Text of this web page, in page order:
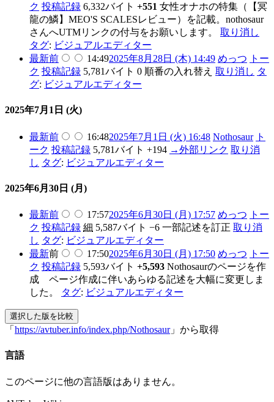
ク 投稿記録 6,332バイト +551 女性オナホの特集（【冥
龍の鱗】MEO'S SCALESレビュー）を記載。nothosaur
さんへUTMリンクの付与をお願いします。
取り消し
タグ: ビジュアルエディター
最新前 14:492025年8月28日 (木) 14:49 めっつ
トー
ク 投稿記録 5,781バイト 0 順番の入れ替え 取り消し タ
グ: ビジュアルエディター
2025年7月1日 (火)
最新前 16:482025年7月1日 (火) 16:48 Nothosaur ト
ーク 投稿記録 5,781バイト +194 →外部リンク 取り消
し タグ: ビジュアルエディター
2025年6月30日 (月)
最新前 17:572025年6月30日 (月) 17:57 めっつ
トー
ク 投稿記録 細 5,587バイト −6 一部記述を訂正 取り消
し タグ: ビジュアルエディター
最新前 17:502025年6月30日 (月) 17:50 めっつ
トー
ク 投稿記録 5,593バイト +5,593 Nothosaurのページを作
成 ページ作成に伴いあらゆる記述を大幅に変更しま
した。
タグ: ビジュアルエディター
「 https://avtuber.info/index.php/Nothosaur」から取得
言語
このページに他の言語版はありません。